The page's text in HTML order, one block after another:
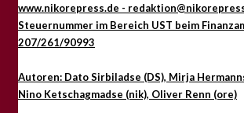
www.nikorepress.de -
Steuernummer im Bereich UST beim
207/261/90993
Autoren: Dato Sirbiladse (DS), Mirja
Nino Ketschagmadse (nik), Oliver Renn (ore)